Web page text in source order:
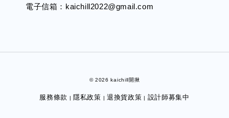
電子信箱：kaichill2022@gmail.com
© 2026 kaichill開揪
服務條款 | 隱私政策 |退換貨政策 | 設計師募集中